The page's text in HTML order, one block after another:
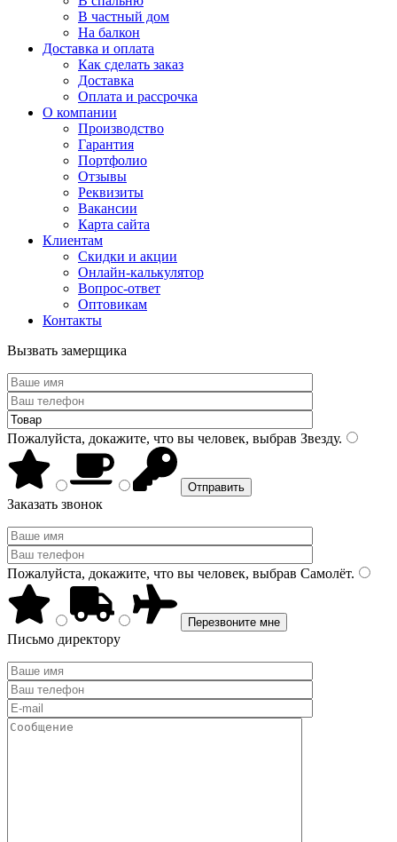
В частный дом
На балкон
Доставка и оплата
Как сделать заказ
Доставка
Оплата и рассрочка
О компании
Производство
Гарантия
Портфолио
Отзывы
Реквизиты
Вакансии
Карта сайта
Клиентам
Скидки и акции
Онлайн-калькулятор
Вопрос-ответ
Оптовикам
Контакты
Вызвать замерщика
Пожалуйста, докажите, что вы человек, выбрав Звезду.
Заказать звонок
Пожалуйста, докажите, что вы человек, выбрав Самолёт.
Письмо директору